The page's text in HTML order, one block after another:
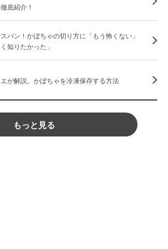
底紹介！
パン！かぼちゃの切り方に「もう怖くない」
知りたかった」
が解説。かぼちゃを冷凍保存する方法
もっと見る